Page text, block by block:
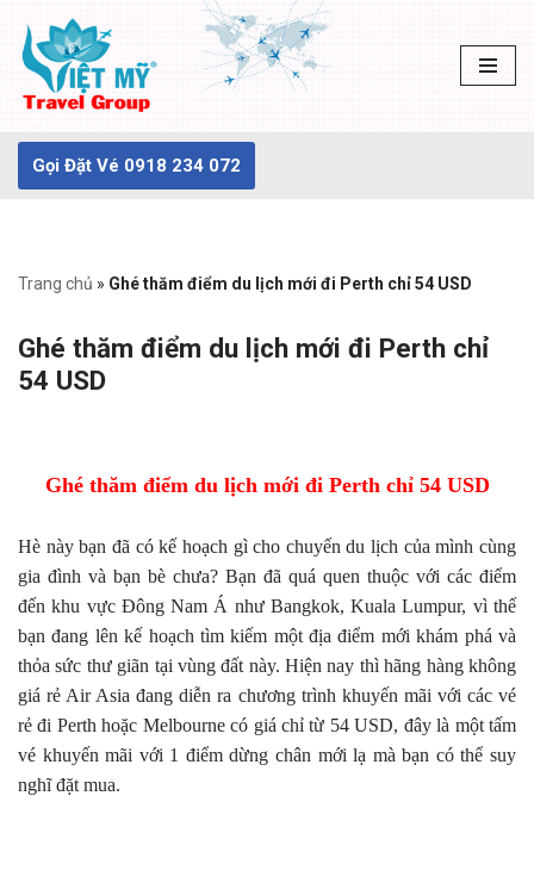
Chuyển
tới
dung
Gọi Đặt Vé 0918 234 072
Trang chủ » Ghé thăm điểm du lịch mới đi Perth chỉ 54 USD
Ghé thăm điểm du lịch mới đi Perth chỉ
54 USD
Ghé thăm điểm du lịch mới đi Perth chỉ 54 USD
Hè này bạn đã có kế hoạch gì cho chuyến du lịch của mình cùng
gia đình và bạn bè chưa? Bạn đã quá quen thuộc với các điểm
đến khu vực Đông Nam Á như Bangkok, Kuala Lumpur, vì thế
bạn đang lên kế hoạch tìm kiếm một địa điểm mới khám phá và
thỏa sức thư giãn tại vùng đất này. Hiện nay thì hãng hàng không
giá rẻ Air Asia đang diễn ra chương trình khuyến mãi với các vé
rẻ đi Perth hoặc Melbourne có giá chỉ từ 54 USD, đây là một tấm
vé khuyến mãi với 1 điểm dừng chân mới lạ mà bạn có thể suy
nghĩ đặt mua.